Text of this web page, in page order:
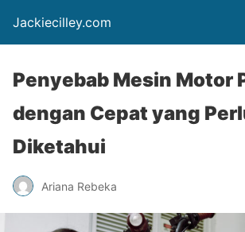
Jackiecilley.com
Penyebab Mesin Motor
dengan Cepat yang
Diketahui
Ariana Rebeka